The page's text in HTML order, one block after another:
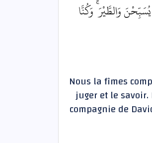
وَالطَّيْرَ ۚ وَكُنَّا
Nous la fîmes
juger et le savoir.
compagnie de